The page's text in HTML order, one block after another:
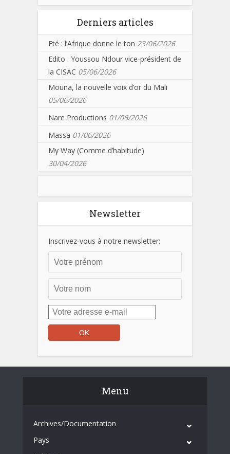
Derniers articles
Eté : l’Afrique donne le ton 23/06/2026
Edito : Youssou Ndour vice-président de
la CISAC 05/06/2026
Mouna, la nouvelle voix d’or du Mali
05/06/2026
Nare Productions 01/06/2026
Massa 01/06/2026
My Way (Comme d’habitude)
30/04/2026
Newsletter
Inscrivez-vous à notre newsletter:
Menu
Archives/Documentation
Pays